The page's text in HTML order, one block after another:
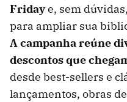
Fridaye, sem
para ampliar sua
A campanha reúne
descontos que
desde best-sellers e
lançamentos, obras